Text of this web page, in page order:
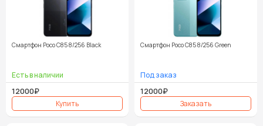
Смартфон Poco C85 8/256 Black
12000₽
Смартфон Poco C85 8/256 Green
12000₽